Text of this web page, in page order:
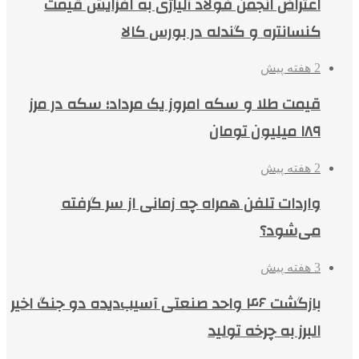
کنسانتره و گندله در بورس کالا
2 هفته پیش
قیمت طلا و سکه امروز یک مرداد؛ سکه در مرز
۱۸۹ میلیون تومان
2 هفته پیش
واردات تلفن همراه چه زمانی از سر گرفته
می‌شود؟
3 هفته پیش
بازگشت ۴۶ واحد صنعتی آسیب‌دیده دو جنگ اخیر
البرز به چرخه تولید